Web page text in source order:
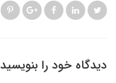
دیدگاه خود را بنویسید